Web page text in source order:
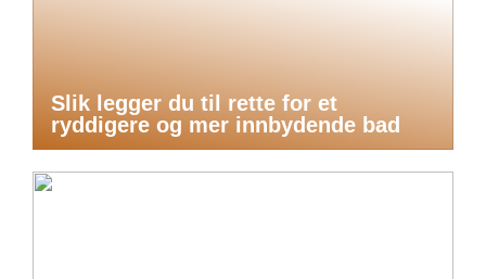
Slik legger du til rette for et
ryddigere og mer innbydende bad